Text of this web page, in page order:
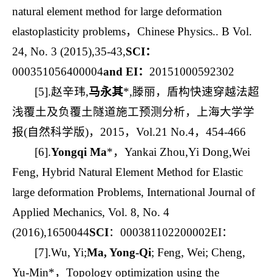
natural element method for large deformation
elastoplasticity problems，Chinese Physics.. B Vol.
24, No. 3 (2015),35-43,SCI：
000351056400004and EI： 20151000592302
[5].赵辛玮,马永其*,滕丽，盾构快速穿越法超
浅覆土及负覆土隧道施工预测分析，上海大学学
报(自然科学版)，2015，Vol.21 No.4，454-466
[6].Yongqi Ma*，Yankai Zhou,Yi Dong,Wei
Feng, Hybrid Natural Element Method for Elastic
large deformation Problems, International Journal of
Applied Mechanics, Vol. 8, No. 4
(2016),1650044SCI：000381102200002EI：
[7].Wu, Yi;Ma, Yong-Qi; Feng, Wei; Cheng,
Yu-Min*，Topology optimization using the